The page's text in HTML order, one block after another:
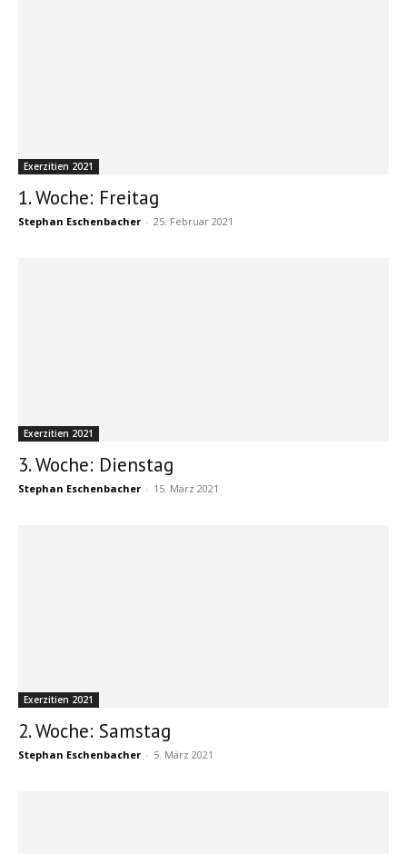
Exerzitien 2021
1. Woche: Freitag
Stephan Eschenbacher - 25. Februar 2021
Exerzitien 2021
3. Woche: Dienstag
Stephan Eschenbacher - 15. März 2021
Exerzitien 2021
2. Woche: Samstag
Stephan Eschenbacher - 5. März 2021